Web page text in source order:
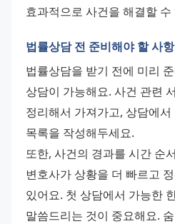
효과적으로 사건을 해결할 수
법률상담 전 준비해야 할 사항
법률상담을 받기 전에 미리
상담이 가능해요. 사건 관련
정리해서 가져가고, 상담에
목록을 작성해두세요.
또한, 사건의 경과를 시간 순
변호사가 상황을 더 빠르고
있어요. 첫 상담에서 가능한
말씀드리는 것이 중요해요.